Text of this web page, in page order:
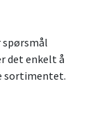
spørsmål
det enkelt å
sortimentet.